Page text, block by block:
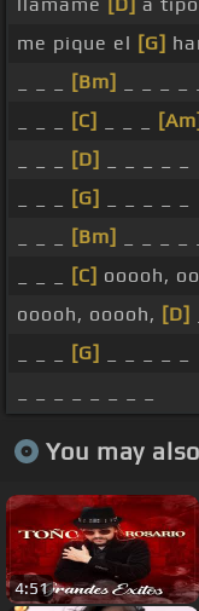
me pique el [G]
[Bm]
[C] [Am]
[D]
[G]
[Bm]
[C] ooooh,
ooooh, ooooh, [D]
[G]
You may
4:51